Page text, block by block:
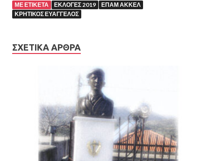
ΜΕ ΕΤΙΚΈΤΑ ΕΚΛΟΓΕΣ 2019
ΕΠΑΜ ΑΚΚΕΛ
ΚΡΗΤΙΚΟΣ ΕΥΑΓΓΕΛΟΣ
ΣΧΕΤΙΚΆ ΆΡΘΡΑ